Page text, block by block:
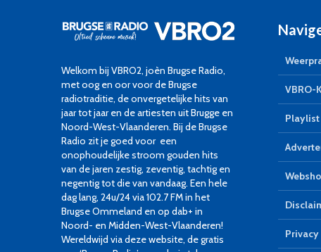
Welkom bij VBRO2, joèn Brugse Radio,
met oog en oor voor de Brugse
radiotraditie, de onvergetelijke hits van
jaar tot jaar en de artiesten uit Brugge en
Noord-West-Vlaanderen. Bij de Brugse
Radio zit je goed voor een
onophoudelijke stroom gouden hits
van de jaren zestig, zeventig, tachtig en
negentig tot die van vandaag. Een hele
dag lang, 24u/24 via 102.7 FM in het
Brugse Ommeland en op dab+ in
Noord- en Midden-West-Vlaanderen!
Wereldwijd via deze website, de gratis
VBRO-
Playlist